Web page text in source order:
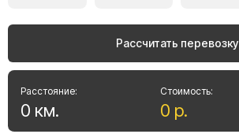
Рассчитать перевозку
Стоимость:
0 р.
Расстояние:
0 км.